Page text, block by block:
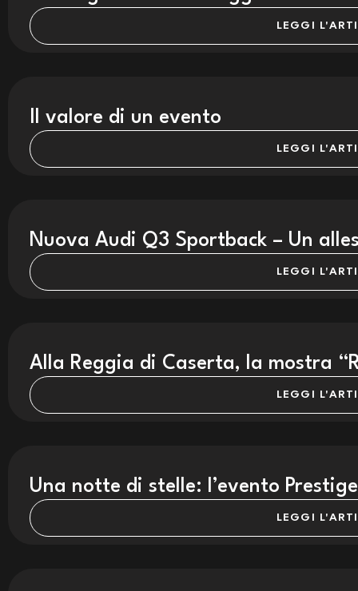
LEGGI
Il valore di un evento
LEGGI
Nuova Audi Q3 Sportback – Un
LEGGI
Alla Reggia di Caserta, la mostra
LEGGI
Una notte di stelle: l’evento
LEGGI